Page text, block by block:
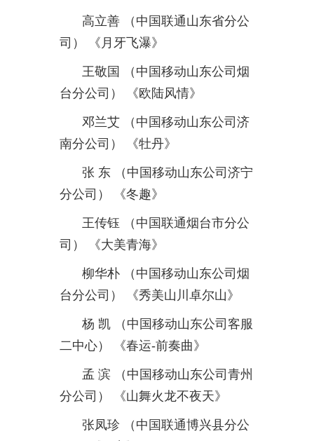
高立善
（中国联通山东省分公
司）
《月牙飞瀑》
王敬国
（中国移动山东公司烟
台分公司）
《欧陆风情》
邓兰艾
（中国移动山东公司济
南分公司）
《牡丹》
张 东
（中国移动山东公司济宁
分公司）
《冬趣》
王传钰
（中国联通烟台市分公
司）
《大美青海》
柳华朴
（中国移动山东公司烟
台分公司）
《秀美山川卓尔山》
杨 凯
（中国移动山东公司客服
二中心）
《春运-前奏曲》
孟 滨
（中国移动山东公司青州
分公司）
《山舞火龙不夜天》
张凤珍
（中国联通博兴县分公